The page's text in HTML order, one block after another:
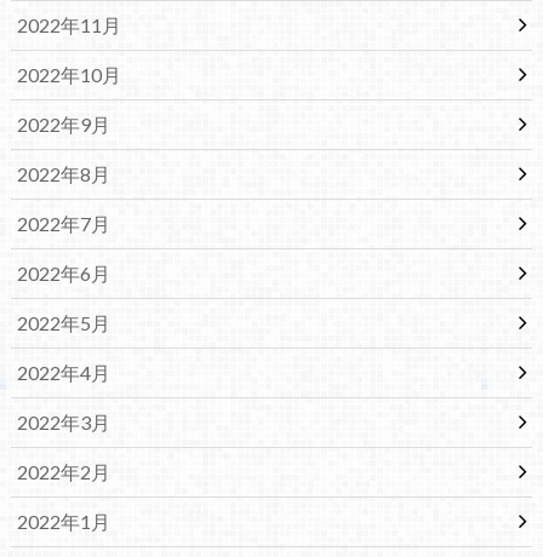
2022年11月
2022年10月
2022年9月
2022年8月
2022年7月
2022年6月
2022年5月
2022年4月
2022年3月
2022年2月
2022年1月